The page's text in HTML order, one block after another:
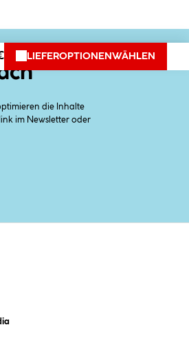
LIEFEROPTIONEN WÄHLEN
die Inhalte
im Newsletter oder